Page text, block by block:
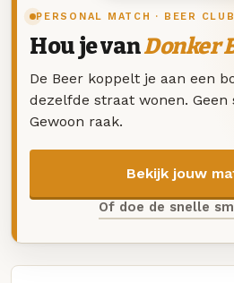
PERSONAL MATCH · BEER CLUB
Hou je vanDonker
De Beer koppelt je aan een
dezelfde straat wonen. Geen
Gewoon raak.
Bekijk jouw
Of doe de snelle